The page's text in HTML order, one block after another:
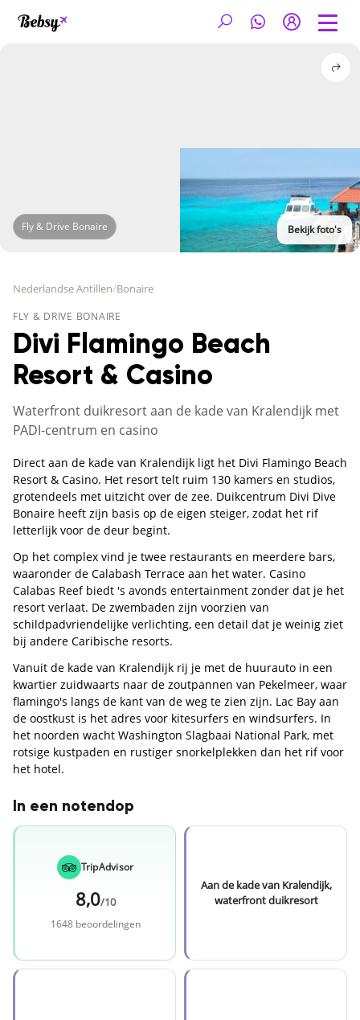
Fly & Drive Bonaire Bekijk foto's
Nederlandse Antillen/Bonaire
FLY & DRIVE BONAIRE
Divi Flamingo Beach
Resort & Casino
Waterfront duikresort aan de kade van Kralendijk met
PADI-centrum en casino
Direct aan de kade van Kralendijk ligt het Divi Flamingo Beach
Resort & Casino. Het resort telt ruim 130 kamers en studios,
grotendeels met uitzicht over de zee. Duikcentrum Divi Dive
Bonaire heeft zijn basis op de eigen steiger, zodat het rif
letterlijk voor de deur begint.
Op het complex vind je twee restaurants en meerdere bars,
waaronder de Calabash Terrace aan het water. Casino
Calabas Reef biedt 's avonds entertainment zonder dat je het
resort verlaat. De zwembaden zijn voorzien van
schildpadvriendelijke verlichting, een detail dat je weinig ziet
bij andere Caribische resorts.
Vanuit de kade van Kralendijk rij je met de huurauto in een
kwartier zuidwaarts naar de zoutpannen van Pekelmeer, waar
flamingo's langs de kant van de weg te zien zijn. Lac Bay aan
de oostkust is het adres voor kitesurfers en windsurfers. In
het noorden wacht Washington Slagbaai National Park, met
rotsige kustpaden en rustiger snorkelplekken dan het rif voor
het hotel.
In een notendop
TripAdvisor
8,0/10
1648 beoordelingen
Aan de kade van Kralendijk,
waterfront duikresort